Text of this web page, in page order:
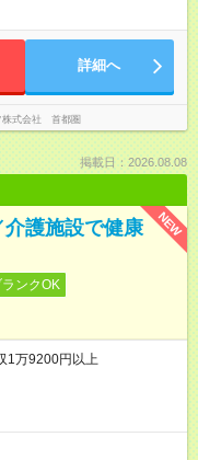
詳細へ
株式会社 首都圏
掲載日：2026.08.08
NEW
護施設で健康
ランクOK
万9200円以上